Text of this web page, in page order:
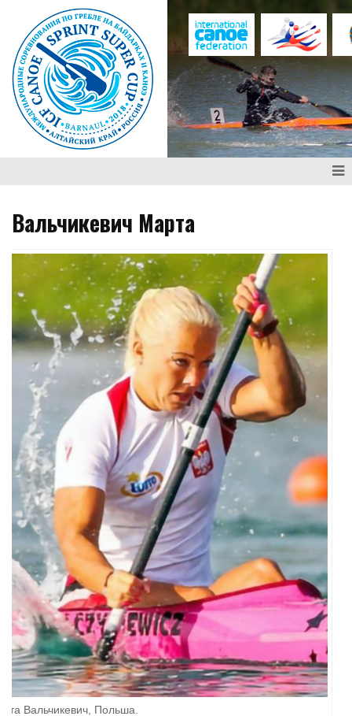
Вальчикевич Марта
Вальчикевич, Польша.